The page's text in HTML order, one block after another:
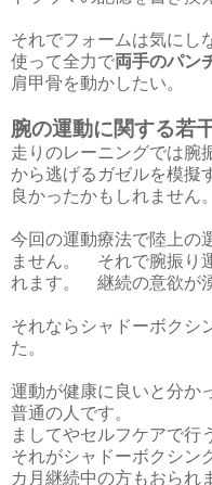
それでフォームは気にし
使って全力で両手のパン
肩甲骨を動かしたい。
腕の運動に関する若
走りのレーニングでは
から逃げるガゼルを模擬
良かったかもしれません。
今回の運動療法で陸上の
ません。 それで腕振り
れます。 継続の意欲が
それならシャドーボクシ
た。
運動が健康に良いと分か
普通の人です。
ましてやセルフケアで行
それがシャドーボクシン
カ月継続中の方もおられ